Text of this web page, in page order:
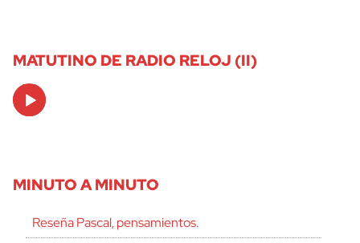
MATUTINO DE RADIO RELOJ (II)
Audio
Player
MINUTO A MINUTO
Reseña Pascal, pensamientos.